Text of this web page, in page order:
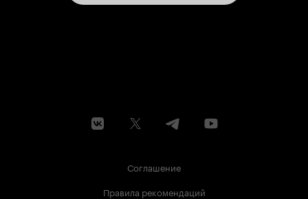
Соглашение
Правила рекомендаций